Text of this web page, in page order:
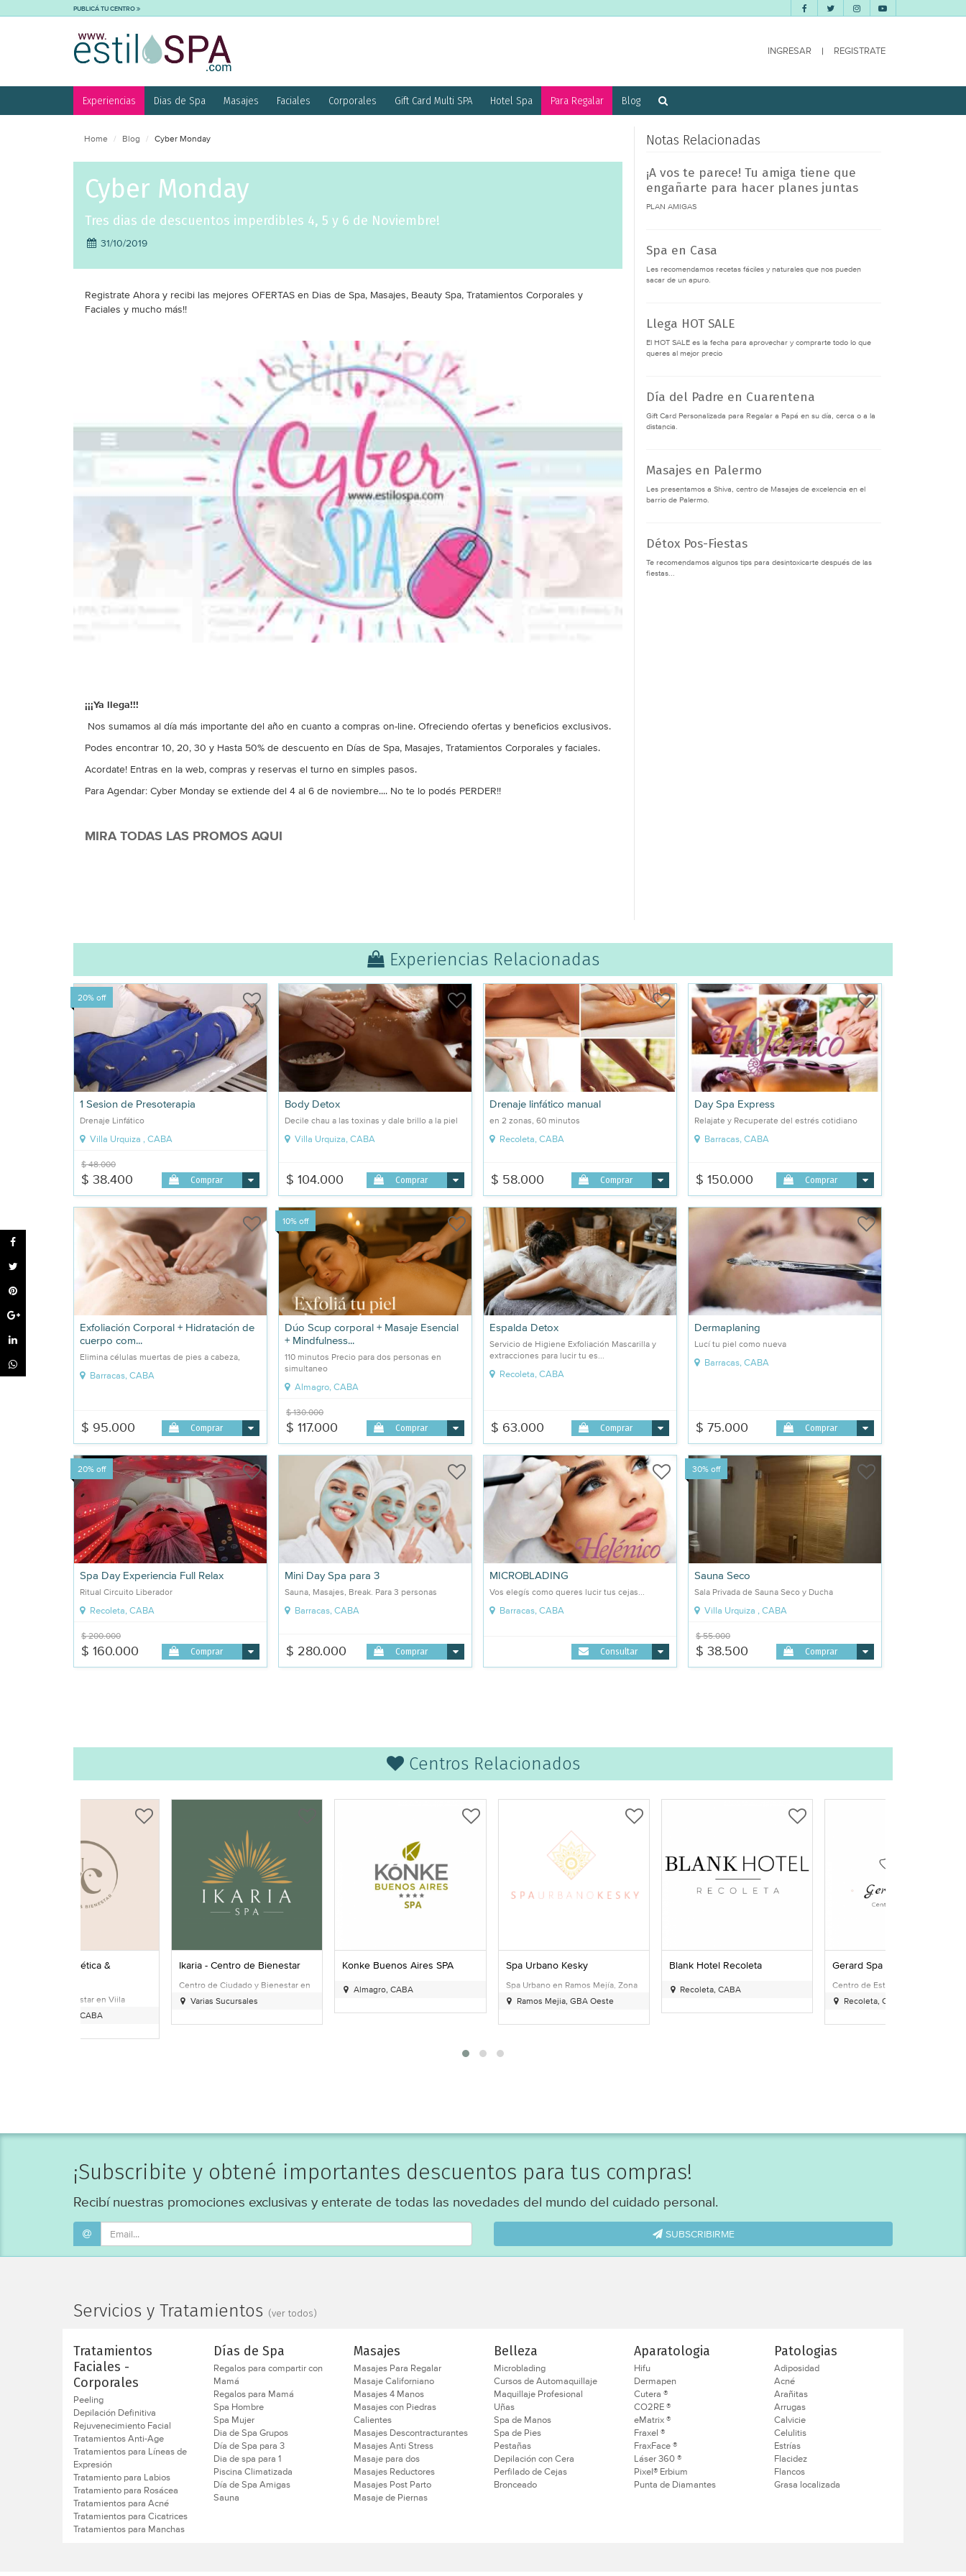
PUBLICÁ TU CENTRO
INGRESAR | REGISTRATE
Experiencias Dias de Spa Masajes Faciales Corporales Gift Card Multi SPA Hotel Spa Para Regalar Blog
Home Blog Cyber Monday
Cyber Monday
Tres dias de descuentos imperdibles 4, 5 y 6 de Noviembre!
31/10/2019
Registrate Ahora y recibi las mejores OFERTAS en Dias de Spa, Masajes, Beauty Spa, Tratamientos Corporales y
Faciales y mucho más!!
¡¡¡Ya llega!!!
Nos sumamos al día más importante del año en cuanto a compras on-line. Ofreciendo ofertas y beneficios exclusivos.
Podes encontrar 10, 20, 30 y Hasta 50% de descuento en Días de Spa, Masajes, Tratamientos Corporales y faciales.
Acordate! Entras en la web, compras y reservas el turno en simples pasos.
Para Agendar: Cyber Monday se extiende del 4 al 6 de noviembre.... No te lo podés PERDER!!
MIRA TODAS LAS PROMOS AQUI
Notas Relacionadas
¡A vos te parece! Tu amiga tiene que
engañarte para hacer planes juntas
PLAN AMIGAS
Spa en Casa
Les recomendamos recetas fáciles y naturales que nos pueden
sacar de un apuro.
Llega HOT SALE
El HOT SALE es la fecha para aprovechar y comprarte todo lo que
queres al mejor precio
Día del Padre en Cuarentena
Gift Card Personalizada para Regalar a Papá en su día, cerca o a la
distancia.
Masajes en Palermo
Les presentamos a Shiva, centro de Masajes de excelencia en el
barrio de Palermo.
Détox Pos-Fiestas
Te recomendamos algunos tips para desintoxicarte después de las
fiestas...
Experiencias Relacionadas
20% off
1 Sesion de Presoterapia
Drenaje Linfático
Villa Urquiza , CABA
$ 48.000
$ 38.400 Comprar
Body Detox
Decile chau a las toxinas y dale brillo a la piel
Villa Urquiza, CABA
$ 104.000 Comprar
Drenaje linfático manual
en 2 zonas, 60 minutos
Recoleta, CABA
$ 58.000 Comprar
Day Spa Express
Relajate y Recuperate del estrés cotidiano
Barracas, CABA
$ 150.000 Comprar
Exfoliación Corporal + Hidratación de
cuerpo com...
Elimina células muertas de pies a cabeza,
Barracas, CABA
$ 95.000 Comprar
10% off
Dúo Scup corporal + Masaje Esencial
+ Mindfulness...
110 minutos Precio para dos personas en
simultaneo
Almagro, CABA
$ 130.000
$ 117.000 Comprar
Espalda Detox
Servicio de Higiene Exfoliación Mascarilla y
extracciones para lucir tu es...
Recoleta, CABA
$ 63.000 Comprar
Dermaplaning
Lucí tu piel como nueva
Barracas, CABA
$ 75.000 Comprar
20% off
Spa Day Experiencia Full Relax
Ritual Circuito Liberador
Recoleta, CABA
$ 200.000
$ 160.000 Comprar
Mini Day Spa para 3
Sauna, Masajes, Break. Para 3 personas
Barracas, CABA
$ 280.000 Comprar
MICROBLADING
Vos elegís como queres lucir tus cejas...
Barracas, CABA
Consultar
30% off
Sauna Seco
Sala Privada de Sauna Seco y Ducha
Villa Urquiza , CABA
$ 55.000
$ 38.500 Comprar
Centros Relacionados
Ikaria - Centro de Bienestar
Centro de Ciudado y Bienestar en
Recoleta y Palermo
Varias Sucursales
Konke Buenos Aires SPA
Spa Urbano en Almagro
Almagro, CABA
Spa Urbano Kesky
Spa Urbano en Ramos Mejía, Zona
Ramos Mejia, GBA Oeste
Blank Hotel Recoleta
Hotel Spa en Recoleta
Recoleta, CABA
Gerard Spa
Centro de Estética Boutique en
¡Subscribite y obtené importantes descuentos para tus compras!
Recibí nuestras promociones exclusivas y enterate de todas las novedades del mundo del cuidado personal.
SUBSCRIBIRME
Servicios y Tratamientos (ver todos)
Tratamientos
Faciales -
Corporales
Peeling
Depilación Definitiva
Rejuvenecimiento Facial
Tratamientos Anti-Age
Tratamientos para Líneas de
Expresión
Tratamiento para Labios
Tratamiento para Rosácea
Tratamientos para Acné
Tratamientos para Cicatrices
Tratamientos para Manchas
Días de Spa
Regalos para compartir con
Mamá
Regalos para Mamá
Spa Hombre
Spa Mujer
Dia de Spa Grupos
Día de Spa para 3
Dia de spa para 1
Piscina Climatizada
Día de Spa Amigas
Sauna
Masajes
Masajes Para Regalar
Masaje Californiano
Masajes 4 Manos
Masajes con Piedras
Calientes
Masajes Descontracturantes
Masajes Anti Stress
Masaje para dos
Masajes Reductores
Masajes Post Parto
Masaje de Piernas
Belleza
Microblading
Cursos de Automaquillaje
Maquillaje Profesional
Uñas
Spa de Manos
Spa de Pies
Pestañas
Depilación con Cera
Perfilado de Cejas
Bronceado
Aparatologia
Hifu
Dermapen
Cutera ®
CO2RE ®
eMatrix ®
Fraxel ®
FraxFace ®
Láser 360 ®
Pixel® Erbium
Punta de Diamantes
Patologias
Adiposidad
Acné
Arañitas
Arrugas
Calvicie
Celulitis
Estrías
Flacidez
Flancos
Grasa localizada